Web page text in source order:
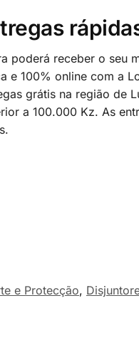
poderá receber o seu
e 100% online com a
grátis na região de
a 100.000 Kz. As
e Protecção,